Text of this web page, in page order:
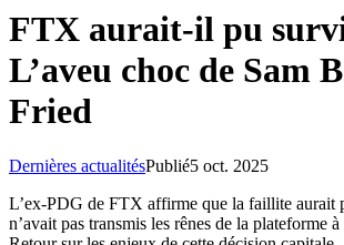
FTX aurait-il pu
L’aveu choc de Sam
Fried
Dernières actualitésPublié5 oct. 2025
L’ex-PDG de FTX affirme que la faillite aurait
n’avait pas transmis les rênes de la plateforme